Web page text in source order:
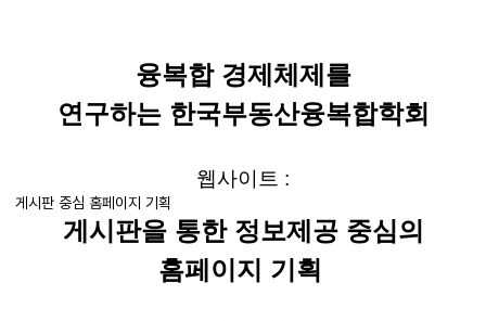
융복합 경제체제를
연구하는 한국부동산융복합학회
웹사이트 :
게시판 중심 홈페이지 기획
게시판을 통한 정보제공 중심의
홈페이지 기획